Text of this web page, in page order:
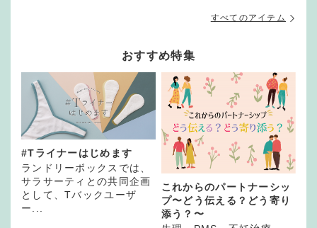
すべてのアイテム
おすすめ特集
#Tライナーはじめます
ランドリーボックスでは、
サラサーティとの共同企画
として、Tバックユーザ
ー...
これからのパートナーシッ
プ〜どう伝える？どう寄り
添う？〜